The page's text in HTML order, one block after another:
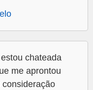
chateada
me aprontou